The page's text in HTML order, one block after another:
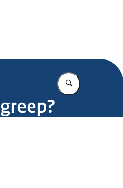
Vul in wat u